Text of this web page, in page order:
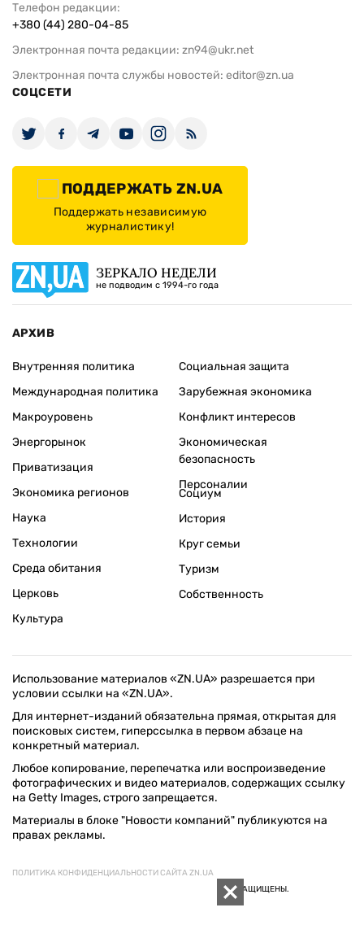
Телефон редакции:
+380 (44) 280-04-85
Электронная почта редакции: zn94@ukr.net
Электронная почта службы новостей: editor@zn.ua
СОЦСЕТИ
ПОДДЕРЖАТЬ ZN.UA
Поддержать независимую
журналистику!
ЗЕРКАЛО НЕДЕЛИ
не подводим с 1994-го года
АРХИВ
Внутренняя политика
Международная политика
Макроуровень
Энергорынок
Приватизация
Экономика регионов
Социальная защита
Зарубежная экономика
Конфликт интересов
Экономическая
безопасность
Персоналии
Наука
Технологии
Среда обитания
Церковь
Культура
Социум
История
Круг семьи
Туризм
Собственность
Использование материалов «ZN.UA» разрешается при
условии ссылки на «ZN.UA».
Для интернет-изданий обязательна прямая, открытая для
поисковых систем, гиперссылка в первом абзаце на
конкретный материал.
Любое копирование, перепечатка или воспроизведение
фотографических и видео материалов, содержащих ссылку
на Getty Images, строго запрещается.
Материалы в блоке "Новости компаний" публикуются на
правах рекламы.
ПОЛИТИКА КОНФИДЕНЦИАЛЬНОСТИ САЙТА ZN.UA
© 1994–2026 «ЗЕРКАЛО НЕДЕЛИ. УКРАИНА». ВСЕ ПРАВА ЗАЩИЩЕНЫ.